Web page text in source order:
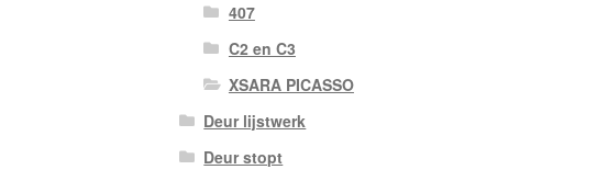
407
C2 en C3
XSARA PICASSO
Deur lijstwerk
Deur stopt